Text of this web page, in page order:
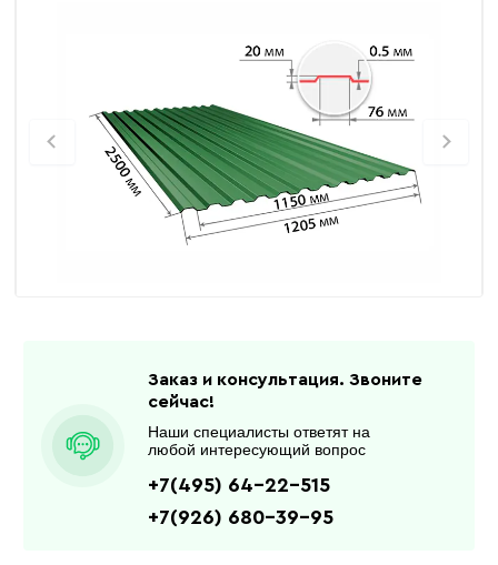
Заказ и консультация. Звоните
сейчас!
Наши специалисты ответят на
любой интересующий вопрос
+7(495) 64-22-515
+7(926) 680-39-95